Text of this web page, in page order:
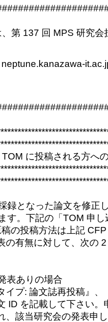
第 137 回 MPS 研究会
に投稿される方へ
録となった論文を修正
す。下記の「TOM 申
の投稿方法は上記
の有無に対して、次の
表ありの場合
イプ: 論文誌再投稿』、
ID を記載して下さい。
、該当研究会の発表申